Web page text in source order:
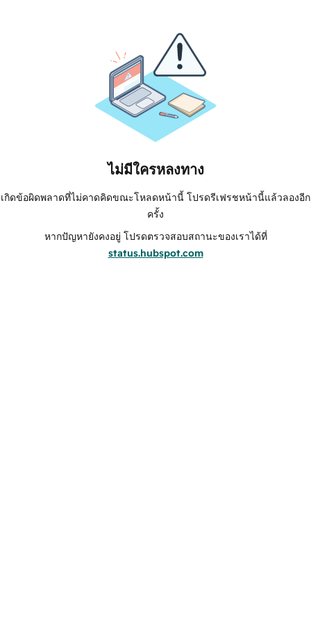
ไม่มีใครหลงทาง
เกิดข้อผิดพลาดที่ไม่คาดคิดขณะโหลดหน้านี้ โปรดรีเฟรชหน้านี้แล้วลองอีก
ครั้ง
หากปัญหายังคงอยู่ โปรดตรวจสอบสถานะของเราได้ที่
status.hubspot.com